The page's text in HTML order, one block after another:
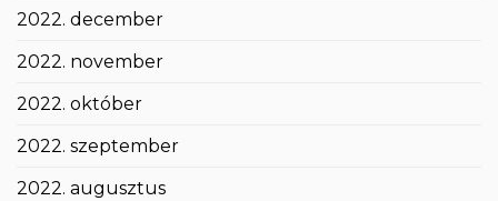
2022. december
2022. november
2022. október
2022. szeptember
2022. augusztus